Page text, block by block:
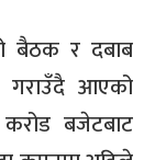
बैठक र दबाब
गराउँदै आएको
बजेटबाट